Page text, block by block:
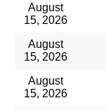
August
15, 2026
August
15, 2026
August
15, 2026